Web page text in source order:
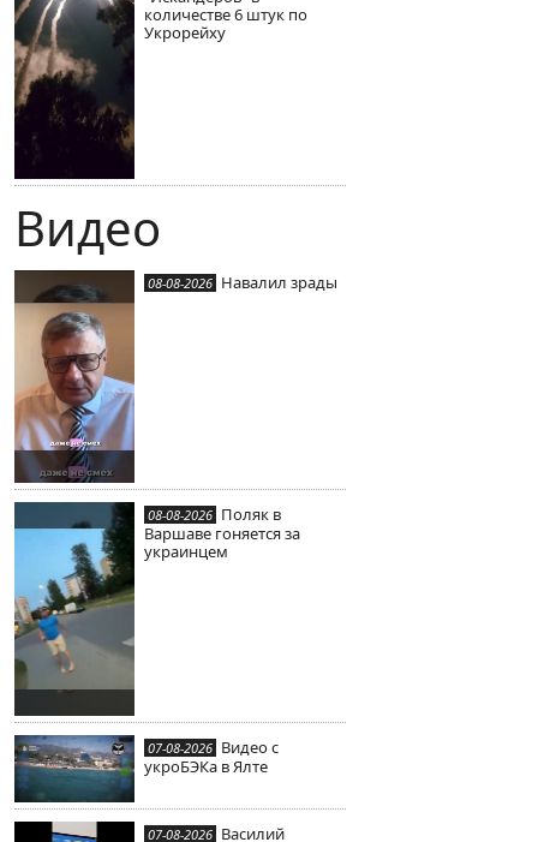
количестве 6 штук по
Укрорейху
Видео
08-08-2026 Навалил зрады
08-08-2026 Поляк в
Варшаве гоняется за
украинцем
07-08-2026 Видео с
укроБЭКа в Ялте
07-08-2026 Василий